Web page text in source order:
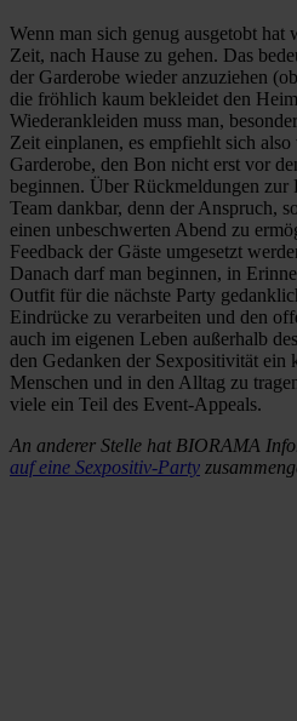
Wenn man sich genug ausgetobt
Zeit, nach Hause zu gehen. Das
der Garderobe wieder anzuziehen
die fröhlich kaum bekleidet den
Wiederankleiden muss man,
Zeit einplanen, es empfiehlt sich
Garderobe, den Bon nicht erst vor
beginnen. Über Rückmeldungen zur
Team dankbar, denn der Anspruch,
einen unbeschwerten Abend zu
Feedback der Gäste umgesetzt
Danach darf man beginnen, in
Outfit für die nächste Party
Eindrücke zu verarbeiten und den
auch im eigenen Leben außerhalb
den Gedanken der Sexpositivität ein
Menschen und in den Alltag zu
viele ein Teil des Event-Appeals.
An anderer Stelle hat BIORAMA
auf eine Sexpositiv-Party